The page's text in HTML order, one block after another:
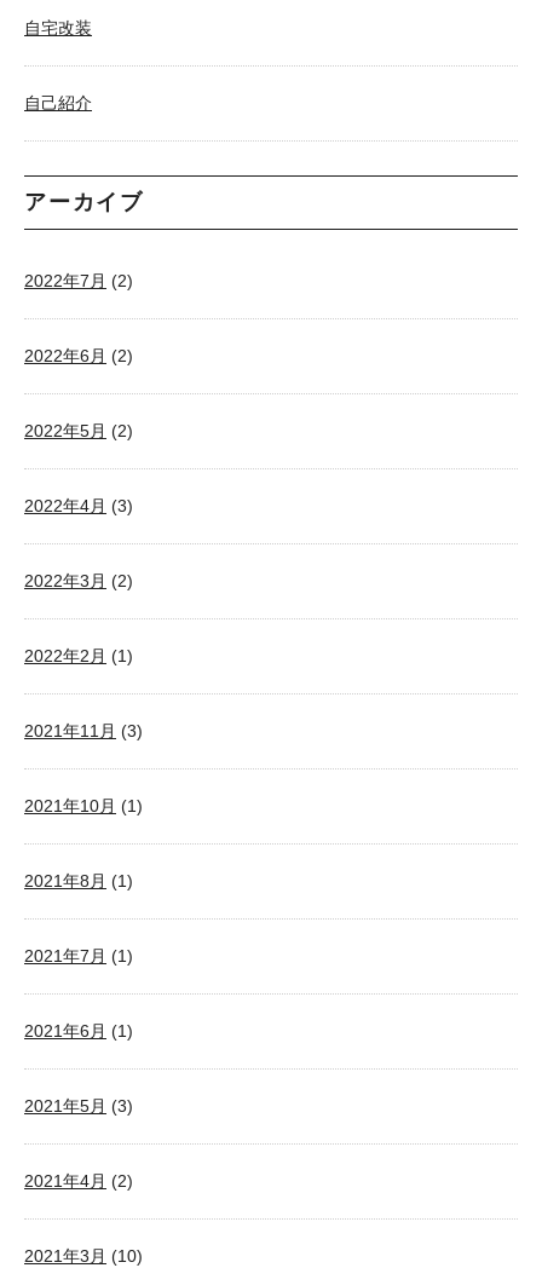
自宅改装
自己紹介
アーカイブ
2022年7月 (2)
2022年6月 (2)
2022年5月 (2)
2022年4月 (3)
2022年3月 (2)
2022年2月 (1)
2021年11月 (3)
2021年10月 (1)
2021年8月 (1)
2021年7月 (1)
2021年6月 (1)
2021年5月 (3)
2021年4月 (2)
2021年3月 (10)